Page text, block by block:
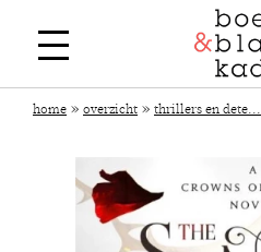
home » overzicht » thrillers en dete...